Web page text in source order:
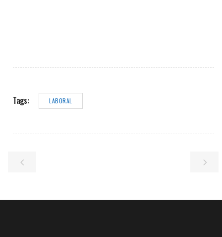
Tags: LABORAL